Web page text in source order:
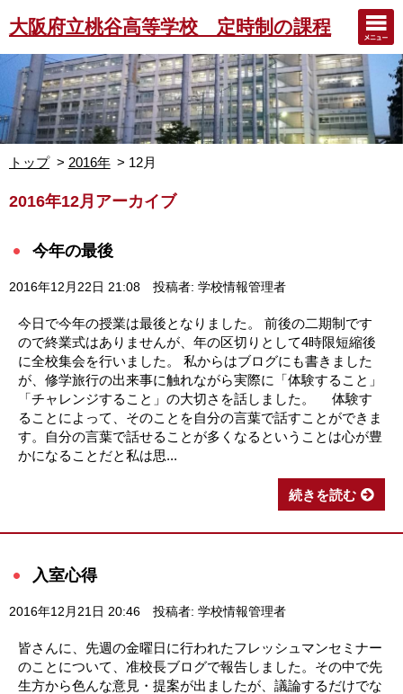
大阪府立桃谷高等学校 定時制の課程
トップ 2016年 12月
2016年12月アーカイブ
今年の最後
2016年12月22日 21:08 投稿者: 学校情報管理者
今日で今年の授業は最後となりました。 前後の二期制です
ので終業式はありませんが、年の区切りとして4時限短縮後
に全校集会を行いました。 私からはブログにも書きました
が、修学旅行の出来事に触れながら実際に「体験すること」
「チャレンジすること」の大切さを話しました。 体験す
ることによって、そのことを自分の言葉で話すことができま
す。自分の言葉で話せることが多くなるということは心が豊
かになることだと私は思...
続きを読む
入室心得
2016年12月21日 20:46 投稿者: 学校情報管理者
皆さんに、先週の金曜日に行われたフレッシュマンセミナー
のことについて、准校長ブログで報告しました。その中で先
生方から色んな意見・提案が出ましたが、議論するだけでな